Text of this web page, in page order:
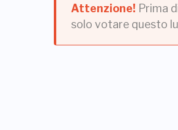
Attenzione! Prima
solo votare questo